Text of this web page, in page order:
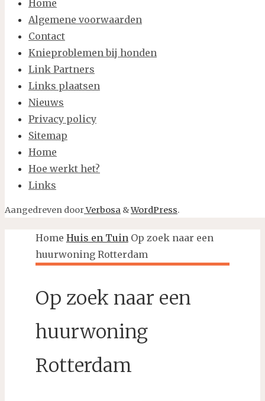
Home
Algemene voorwaarden
Contact
Knieproblemen bij honden
Link Partners
Links plaatsen
Nieuws
Privacy policy
Sitemap
Home
Hoe werkt het?
Links
Aangedreven doorVerbosa &WordPress.
Home Huis en Tuin Op zoek naar een
huurwoning Rotterdam
Op zoek naar een
huurwoning
Rotterdam